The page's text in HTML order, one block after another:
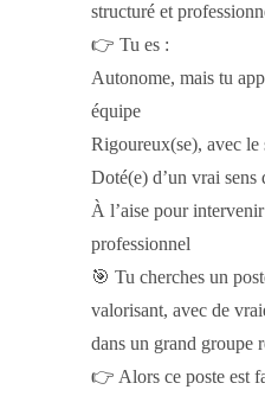
structuré et
👉 Tu es :
Autonome, mais tu
équipe
Rigoureux(se), avec
Doté(e) d’un vrai sens
À l’aise pour
professionnel
🎯 Tu cherches un
valorisant, avec de
dans un grand groupe
👉 Alors ce poste est